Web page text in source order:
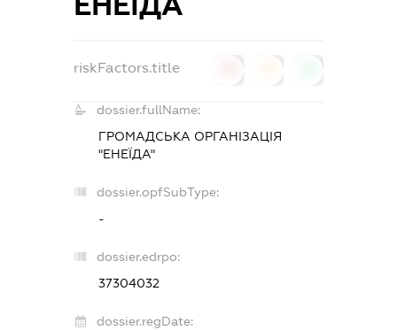
riskFactors.title
dossier.fullName:
ГРОМАДСЬКА ОРГАНІЗАЦІЯ
"ЕНЕЇДА"
dossier.opfSubType:
-
dossier.edrpo:
37304032
dossier.regDate: